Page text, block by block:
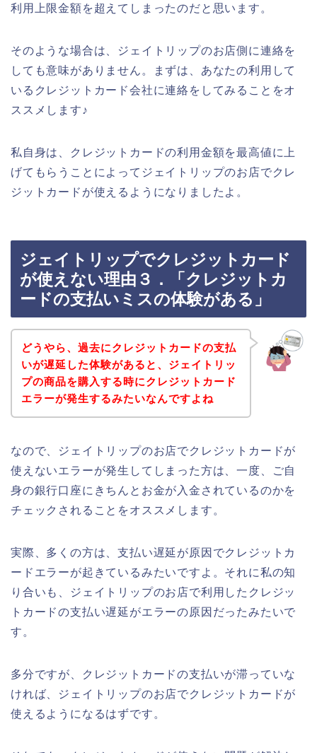
利用上限金額を超えてしまったのだと思います。
そのような場合は、ジェイトリップのお店側に連絡を
しても意味がありません。まずは、あなたの利用して
いるクレジットカード会社に連絡をしてみることをオ
ススメします♪
私自身は、クレジットカードの利用金額を最高値に上
げてもらうことによってジェイトリップのお店でクレ
ジットカードが使えるようになりましたよ。
ジェイトリップでクレジットカード
が使えない理由３．「クレジットカ
ードの支払いミスの体験がある」
どうやら、過去にクレジットカードの支払
いが遅延した体験があると、ジェイトリッ
プの商品を購入する時にクレジットカード
エラーが発生するみたいなんですよね
なので、ジェイトリップのお店でクレジットカードが
使えないエラーが発生してしまった方は、一度、ご自
身の銀行口座にきちんとお金が入金されているのかを
チェックされることをオススメします。
実際、多くの方は、支払い遅延が原因でクレジットカ
ードエラーが起きているみたいですよ。それに私の知
り合いも、ジェイトリップのお店で利用したクレジッ
トカードの支払い遅延がエラーの原因だったみたいで
す。
多分ですが、クレジットカードの支払いが滞っていな
ければ、ジェイトリップのお店でクレジットカードが
使えるようになるはずです。